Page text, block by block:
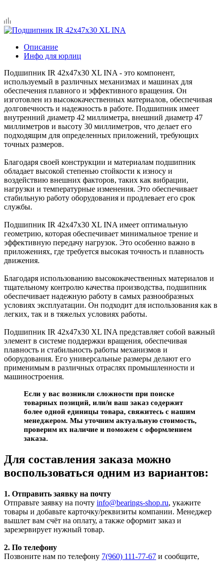
Описание
Инфо для юрлиц
Подшипник IR 42x47x30 XL INA - это компонент,
используемый в различных механизмах и машинах для
обеспечения плавного и эффективного вращения. Он
изготовлен из высококачественных материалов, обеспечивая
долговечность и надежность в работе. Подшипник имеет
внутренний диаметр 42 миллиметра, внешний диаметр 47
миллиметров и высоту 30 миллиметров, что делает его
подходящим для определенных приложений, требующих
точных размеров.
Благодаря своей конструкции и материалам подшипник
обладает высокой степенью стойкости к износу и
воздействию внешних факторов, таких как вибрации,
нагрузки и температурные изменения. Это обеспечивает
стабильную работу оборудования и продлевает его срок
службы.
Подшипник IR 42x47x30 XL INA имеет оптимальную
геометрию, которая обеспечивает минимальное трение и
эффективную передачу нагрузок. Это особенно важно в
приложениях, где требуется высокая точность и плавность
движения.
Благодаря использованию высококачественных материалов и
тщательному контролю качества производства, подшипник
обеспечивает надежную работу в самых разнообразных
условиях эксплуатации. Он подходит для использования как в
легких, так и в тяжелых условиях работы.
Подшипник IR 42x47x30 XL INA представляет собой важный
элемент в системе поддержки вращения, обеспечивая
плавность и стабильность работы механизмов и
оборудования. Его универсальные размеры делают его
применимым в различных отраслях промышленности и
машиностроения.
Если у вас возникли сложности при поиске
товарных позиций, или/и ваш заказ содержит
более одной единицы товара, свяжитесь с нашим
менеджером. Мы уточним актуальную стоимость,
проверим их наличие и поможем с оформлением
заказа.
Для составления заказа можно
воспользоваться одним из вариантов:
1. Отправить заявку на почту
Отправьте заявку на почту info@bearings-shop.ru, укажите
товары и добавьте карточку/реквизиты компании. Менеджер
вышлет вам счёт на оплату, а также оформит заказ и
зарезервирует нужный товар.
2. По телефону
Позвоните нам по телефону 7(960) 111-77-67 и сообщите,